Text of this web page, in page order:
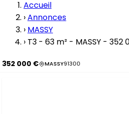
Accueil
›Annonces
› MASSY
› T3 - 63 m² - MASSY - 352
352 000 € MASSY91300